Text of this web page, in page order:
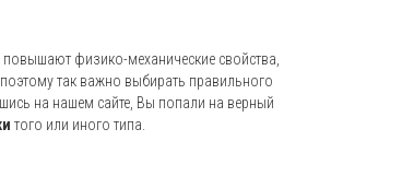
физико-механические свойства,
так важно выбирать правильного
на нашем сайте, Вы попали на верный
того или иного типа.